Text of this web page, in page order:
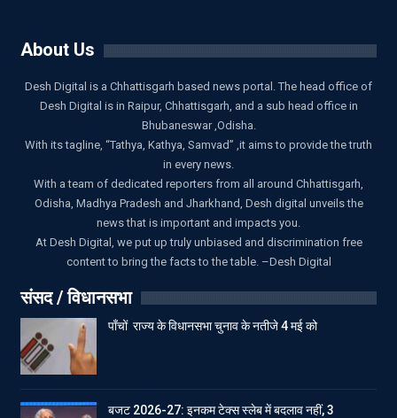
About Us
Desh Digital is a Chhattisgarh based news portal. The head office of
Desh Digital is in Raipur, Chhattisgarh, and a sub head office in
Bhubaneswar ,Odisha.
With its tagline, “Tathya, Kathya, Samvad” ,it aims to provide the truth
in every news.
With a team of dedicated reporters from all around Chhattisgarh,
Odisha, Madhya Pradesh and Jharkhand, Desh digital unveils the
news that is important and impacts you.
At Desh Digital, we put up truly unbiased and discrimination free
content to bring the facts to the table. –Desh Digital
संसद / विधानसभा
पाँचों राज्य के विधानसभा चुनाव के नतीजे 4 मई को
बजट 2026-27: इनकम टेक्स स्लेब में बदलाव नहीं, 3